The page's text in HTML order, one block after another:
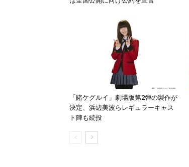
「賭ケグルイ」劇場版第2弾の製作が
決定、浜辺美波らレギュラーキャス
ト陣も続投